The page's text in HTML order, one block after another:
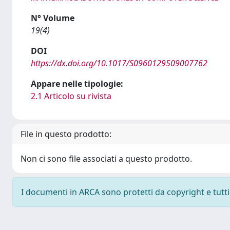
N° Volume
19(4)
DOI
https://dx.doi.org/10.1017/S0960129509007762
Appare nelle tipologie:
2.1 Articolo su rivista
File in questo prodotto:
Non ci sono file associati a questo prodotto.
I documenti in ARCA sono protetti da copyright e